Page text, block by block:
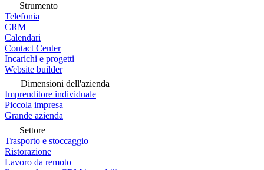
Strumento
Telefonia
CRM
Calendari
Contact Center
Incarichi e progetti
Website builder
Dimensioni dell'azienda
Imprenditore individuale
Piccola impresa
Grande azienda
Settore
Trasporto e stoccaggio
Ristorazione
Lavoro da remoto